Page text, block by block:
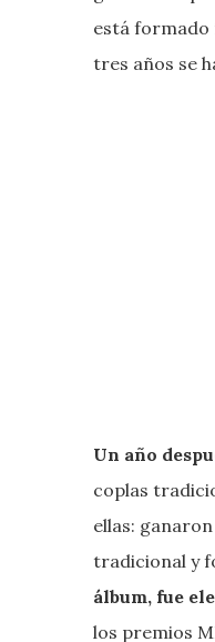
está formado
tres años se
Un año
coplas
ellas:
tradicional y
álbum, fue
los premios